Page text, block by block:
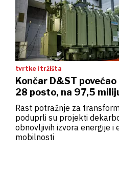
tvrtke i tržišta
Končar D&ST
28 posto, na 97,5
Rast potražnje za
poduprli su projekti
obnovljivih izvora energije i
mobilnosti